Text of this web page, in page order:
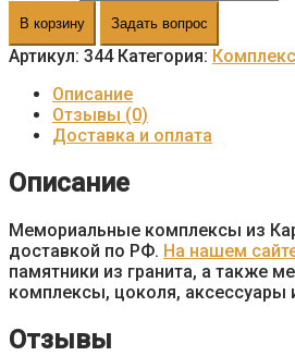
В корзину Задать вопрос
Артикул: 344 Категория:
Описание
Отзывы (0)
Доставка и оплата
Описание
Мемориальные комплексы из
доставкой по РФ. На нашем
памятники из гранита, а также
комплексы, цоколя, аксессуары
Отзывы